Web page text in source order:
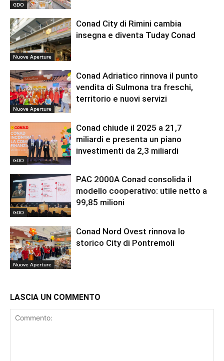
GDO
Nuove Aperture
Conad City di Rimini cambia
insegna e diventa Tuday Conad
Nuove Aperture
Conad Adriatico rinnova il punto
vendita di Sulmona tra freschi,
territorio e nuovi servizi
GDO
Conad chiude il 2025 a 21,7
miliardi e presenta un piano
investimenti da 2,3 miliardi
GDO
PAC 2000A Conad consolida il
modello cooperativo: utile netto a
99,85 milioni
Nuove Aperture
Conad Nord Ovest rinnova lo
storico City di Pontremoli
LASCIA UN COMMENTO